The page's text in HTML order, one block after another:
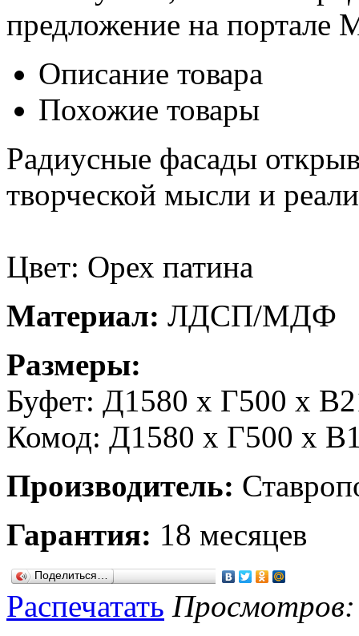
предложение на портале
Описание товара
Похожие товары
Радиусные фасады
творческой мысли и
Цвет: Орех патина
Материал: ЛДСП/МДФ
Размеры:
Буфет: Д1580 х Г500 х
Комод: Д1580 х Г500 х
Производитель:
Гарантия: 18 месяцев
Поделиться…
Распечатать Просмотров: